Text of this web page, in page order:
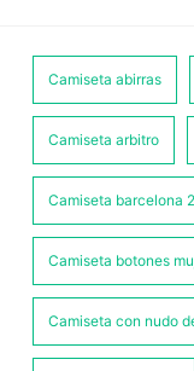
Camiseta abirras
Camiseta arbitro
Camiseta barcelona
Camiseta botones
Camiseta con nudo